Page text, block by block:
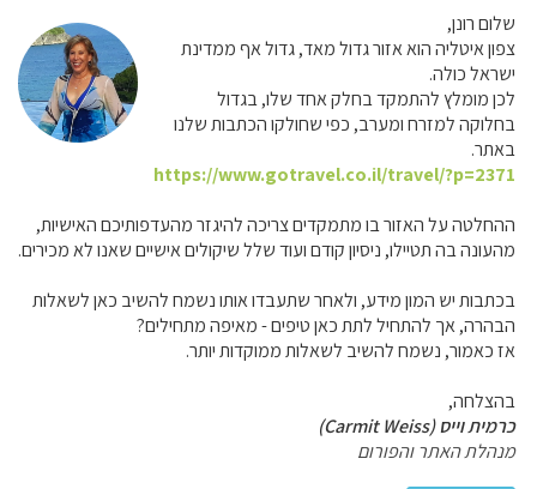
שלום רונן,
צפון איטליה הוא אזור גדול מאד, גדול אף ממדינת
ישראל כולה.
לכן מומלץ להתמקד בחלק אחד שלו, בגדול
בחלוקה למזרח ומערב, כפי שחולקו הכתבות שלנו
באתר.
https://www.gotravel.co.il/travel/?p=2371
ההחלטה על האזור בו מתמקדים צריכה להיגזר מהעדפותיכם האישיות,
מהעונה בה תטיילו, ניסיון קודם ועוד שלל שיקולים אישיים שאנו לא מכירים.
בכתבות יש המון מידע, ולאחר שתעבדו אותו נשמח להשיב כאן לשאלות
הבהרה, אך להתחיל לתת כאן טיפים - מאיפה מתחילים?
אז כאמור, נשמח להשיב לשאלות ממוקדות יותר.
בהצלחה,
כרמית וייס (Carmit Weiss)
מנהלת האתר והפורום